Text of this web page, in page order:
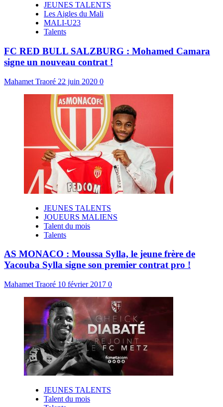
JEUNES TALENTS
Les Aigles du Mali
MALI-U23
Talents
FC RED BULL SALZBURG : Mohamed Camara
signe un nouveau contrat !
Mahamet Traoré 22 juin 2020 0
JEUNES TALENTS
JOUEURS MALIENS
Talent du mois
Talents
AS MONACO : Moussa Sylla, le jeune frère de
Yacouba Sylla signe son premier contrat pro !
Mahamet Traoré 10 février 2017 0
JEUNES TALENTS
Talent du mois